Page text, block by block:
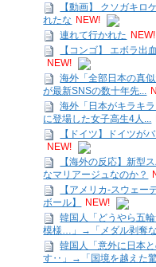
【動画】 クソガキ
れたな NEW!
連れて行かれた NEW!
【コンゴ】 エボラ
NEW!
海外「全部日本の真
が最新SNSの数十年先...
海外「日本がキラキ
に登場した女子高生4人...
【ドイツ】ドイツが
NEW!
【海外の反応】新型
なマリアージュなのか？
【アメリカ-スウェ
ボール】
NEW!
韓国人「どうやら五
模様…」→「メダル剥奪
韓国人「意外に日本
す‥」→「国境を越えた